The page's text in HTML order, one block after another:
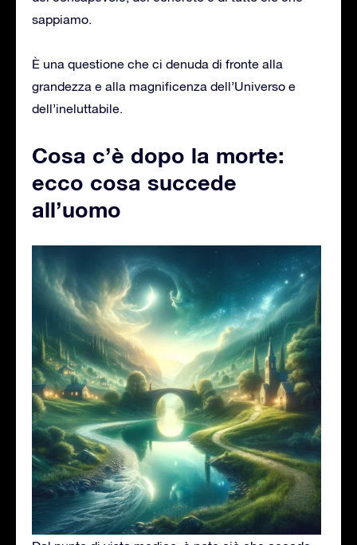
sappiamo.
È una questione che ci denuda di fronte alla
grandezza e alla magnificenza dell’Universo e
dell’ineluttabile.
Cosa c’è dopo la morte:
ecco cosa succede
all’uomo